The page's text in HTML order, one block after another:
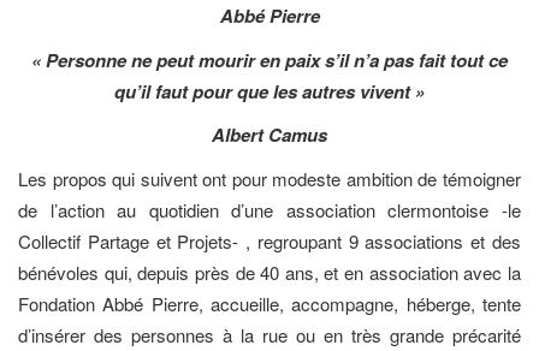
Abbé Pierre
« Personne ne peut mourir en paix s’il n’a pas fait tout ce
qu’il faut pour que les autres vivent »
Albert Camus
Les propos qui suivent ont pour modeste ambition de témoigner
de l’action au quotidien d’une association clermontoise -le
Collectif Partage et Projets- , regroupant 9 associations et des
bénévoles qui, depuis près de 40 ans, et en association avec la
Fondation Abbé Pierre, accueille, accompagne, héberge, tente
d’insérer des personnes à la rue ou en très grande précarité